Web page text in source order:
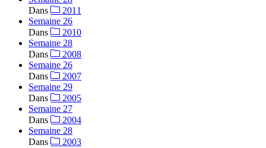
Dans
2011
Semaine 26
Dans
2010
Semaine 28
Dans
2008
Semaine 26
Dans
2007
Semaine 29
Dans
2005
Semaine 27
Dans
2004
Semaine 28
Dans
2003